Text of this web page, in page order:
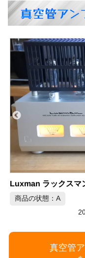
真空管アン
Triode TRV-M88SE